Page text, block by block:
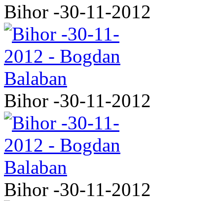
Bihor -30-11-2012
Bihor -30-11-2012
Bihor -30-11-2012